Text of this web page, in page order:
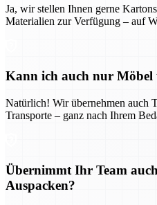
Ja, wir stellen Ihnen gerne
Materialien zur Verfügung – auf
Kann ich auch nur Möbel
Natürlich! Wir übernehmen auch
Transporte – ganz nach Ihrem
Übernimmt Ihr Team
Auspacken?